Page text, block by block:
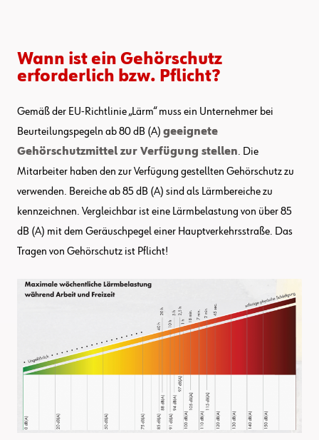
Wann ist ein Gehörschutz
erforderlich bzw. Pflicht?
Gemäß der EU-Richtlinie „Lärm“ muss ein Unternehmer bei
Beurteilungspegeln ab 80 dB (A) geeignete
Gehörschutzmittel zur Verfügung stellen. Die
Mitarbeiter haben den zur Verfügung gestellten Gehörschutz zu
verwenden. Bereiche ab 85 dB (A) sind als Lärmbereiche zu
kennzeichnen. Vergleichbar ist eine Lärmbelastung von über 85
dB (A) mit dem Geräuschpegel einer Hauptverkehrsstraße. Das
Tragen von Gehörschutz ist Pflicht!